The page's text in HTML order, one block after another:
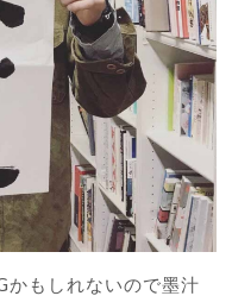
かもしれないので墨汁